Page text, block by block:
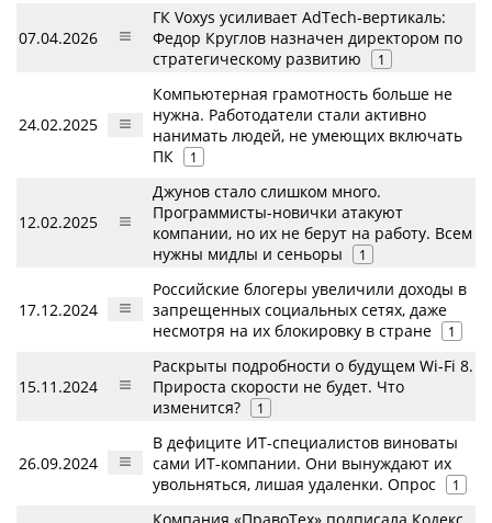
07.04.2026
ГК Voxys усиливает AdTech-вертикаль:
Федор Круглов назначен директором по
стратегическому развитию
1
24.02.2025
Компьютерная грамотность больше не
нужна. Работодатели стали активно
нанимать людей, не умеющих включать
ПК
1
12.02.2025
Джунов стало слишком много.
Программисты-новички атакуют
компании, но их не берут на работу. Всем
нужны мидлы и сеньоры
1
17.12.2024
Российские блогеры увеличили доходы в
запрещенных социальных сетях, даже
несмотря на их блокировку в стране
1
15.11.2024
Раскрыты подробности о будущем Wi-Fi 8.
Прироста скорости не будет. Что
изменится?
1
26.09.2024
В дефиците ИТ-специалистов виноваты
сами ИТ-компании. Они вынуждают их
увольняться, лишая удаленки. Опрос
1